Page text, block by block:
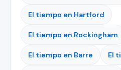
El tiempo en Hartford
El tiempo en Rockingham
El tiempo en Barre El